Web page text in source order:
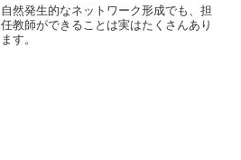
自然発生的なネットワーク形成でも、担
任教師ができることは実はたくさんあり
ます。